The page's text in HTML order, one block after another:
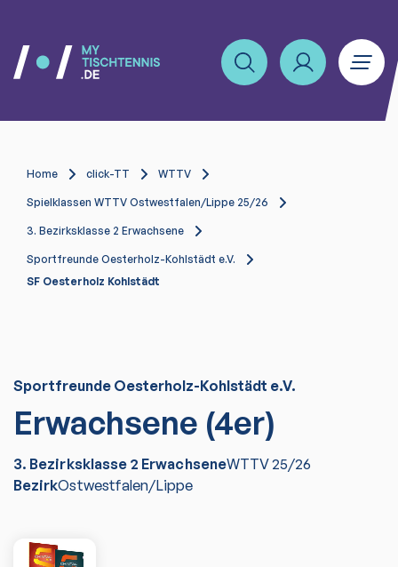
Home click-TT WTTV
Spielklassen WTTV Ostwestfalen/Lippe 25/26
3. Bezirksklasse 2 Erwachsene
Sportfreunde Oesterholz-Kohlstädt e.V.
SF Oesterholz Kohlstädt
Sportfreunde Oesterholz-Kohlstädt e.V.
Erwachsene (4er)
3. Bezirksklasse 2 ErwachseneWTTV25/26
BezirkOstwestfalen/Lippe